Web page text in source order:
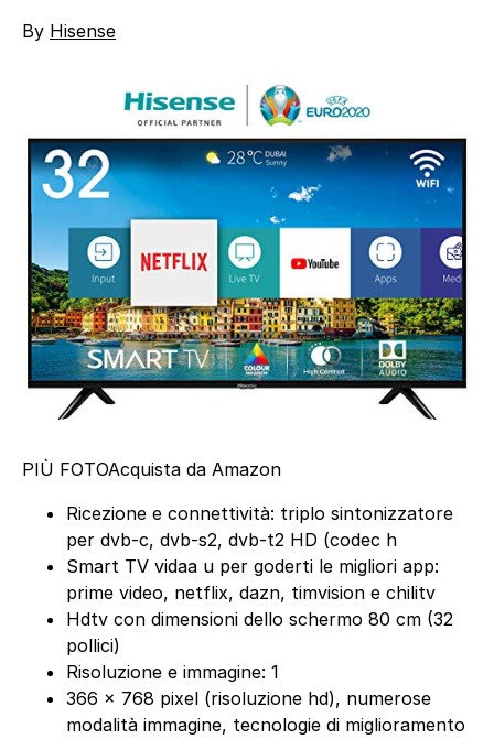
By Hisense
PIÙ FOTOAcquista da Amazon
Ricezione e connettività: triplo sintonizzatore
per dvb-c, dvb-s2, dvb-t2 HD (codec h
Smart TV vidaa u per goderti le migliori app:
prime video, netflix, dazn, timvision e chilitv
Hdtv con dimensioni dello schermo 80 cm (32
pollici)
Risoluzione e immagine: 1
366 x 768 pixel (risoluzione hd), numerose
modalità immagine, tecnologie di miglioramento